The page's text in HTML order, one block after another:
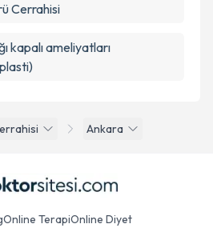
Ankara
Cerrahisi
kapalı ameliyatları
Online TerapiOnline Diyet